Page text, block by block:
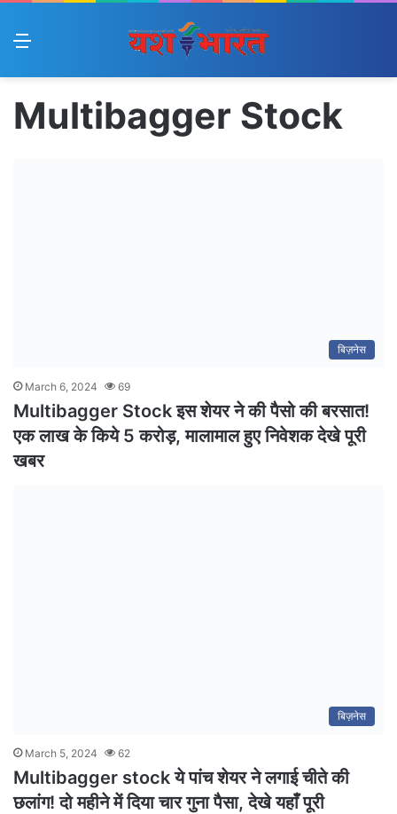
Menu
Multibagger Stock
बिज़नेस
March 6, 2024 69
Multibagger Stock इस शेयर ने की पैसो की बरसात!
एक लाख के किये 5 करोड़, मालामाल हुए निवेशक देखे पूरी
खबर
बिज़नेस
March 5, 2024 62
Multibagger stock ये पांच शेयर ने लगाई चीते की
छलांग! दो महीने में दिया चार गुना पैसा, देखे यहाँ पूरी